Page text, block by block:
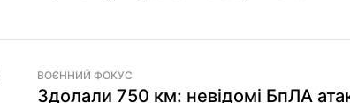
ВОЄННИЙ ФОКУС
Здолали 750 км: невідомі БпЛА